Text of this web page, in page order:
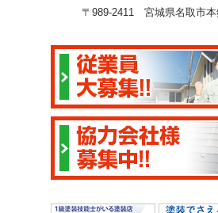
〒989-2411 宮城県名取市本